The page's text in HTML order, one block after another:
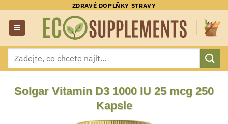
obsah
ZDRAVÉ DOPLŇKY STRAVY
Hledat:
Solgar Vitamin D3 1000 IU 25 mcg 250
Kapsle